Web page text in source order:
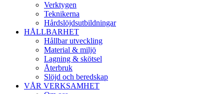
Verktygen
Teknikerna
Hårdslöjdsutbildningar
HÅLLBARHET
Hållbar utveckling
Material & miljö
Lagning & skötsel
Återbruk
Slöjd och beredskap
VÅR VERKSAMHET